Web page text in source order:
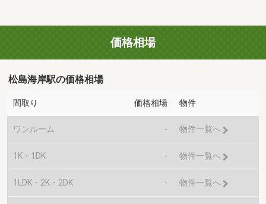
価格相場
松島海岸駅の価格相場
間取り 価格相場 物件
ワンルーム - 物件一覧へ
1K・1DK - 物件一覧へ
1LDK・2K・2DK - 物件一覧へ